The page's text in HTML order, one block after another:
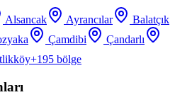
Alsancak Ayrancılar
Balatçık
Çamdibi
Çandarlı
+195 bölge